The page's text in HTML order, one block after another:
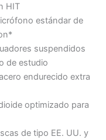
HIT
estándar de
suspendidos
de estudio
endurecido extra
optimizado para
de tipo EE. UU. y